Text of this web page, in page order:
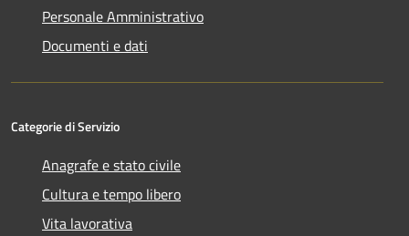
Personale Amministrativo
Documenti e dati
Categorie di Servizio
Anagrafe e stato civile
Cultura e tempo libero
Vita lavorativa